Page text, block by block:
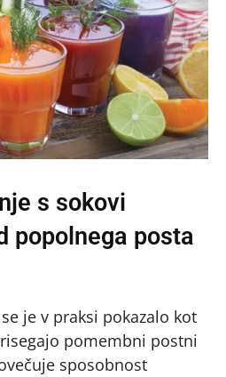
s sokovi
popolnega posta
je v praksi pokazalo kot
pomembni postni
sposobnost